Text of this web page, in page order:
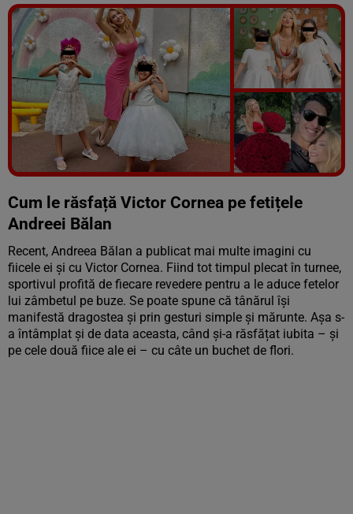
Vezi galeria foto
9 poze
Cum le răsfață Victor Cornea pe fetițele
Andreei Bălan
Recent, Andreea Bălan a publicat mai multe imagini cu
fiicele ei și cu Victor Cornea. Fiind tot timpul plecat în turnee,
sportivul profită de fiecare revedere pentru a le aduce fetelor
lui zâmbetul pe buze. Se poate spune că tânărul își
manifestă dragostea și prin gesturi simple și mărunte. Așa s-
a întâmplat și de data aceasta, când și-a răsfățat iubita – și
pe cele două fiice ale ei – cu câte un buchet de flori.